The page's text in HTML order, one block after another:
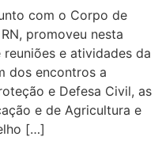
com o Corpo de
promoveu nesta
e atividades da
dos encontros a
e Defesa Civil, as
e de Agricultura e
[…]